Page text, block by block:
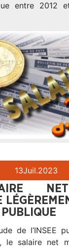
entre
13Juil.2023
de l’INSEE
le salaire net